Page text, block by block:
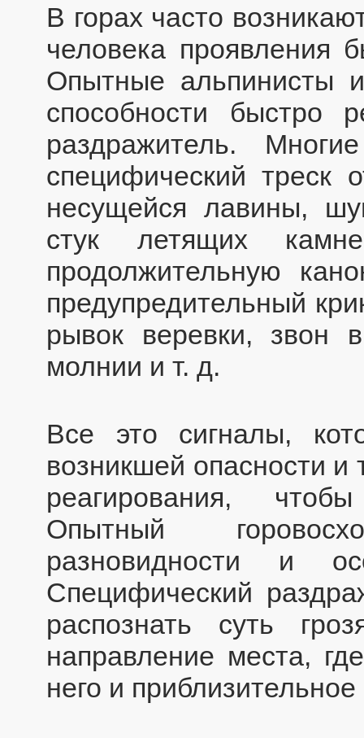
В горах часто
человека проявления
Опытные альпинисты
способности быстро
раздражитель.
специфический треск
несущейся лавины,
стук летящих
продолжительную
предупредительный
рывок веревки, звон
молнии и т. д.
Все это сигналы,
возникшей опасности и
реагирования,
Опытный
разновидности и
Специфический
распознать суть
направление места,
него и